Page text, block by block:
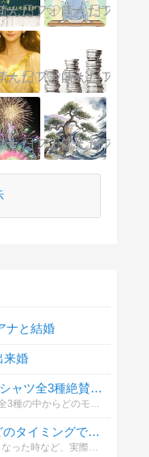
ナと結婚
来婚
サウンドハウスオリジナルTシャツ全3種絶賛発売中！
サウンドハウスオリジナルTシャツ全3種の中からどのモデルが好きか教えて！
Amazon Music Unlimitedはどのタイミングで解約しましたか？
無料体験中・更新日前・利用しなくなった時など、実際にいつ解約しましたか？これから解約する人の参考になるよう投票をお願いします。解約手順や注意点はこちらの記事でも詳しく解説しています。